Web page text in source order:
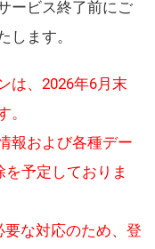
ービス終了前にご
します。
は、2026年6月末
。
報および各種デー
予定しておりま
な対応のため、登